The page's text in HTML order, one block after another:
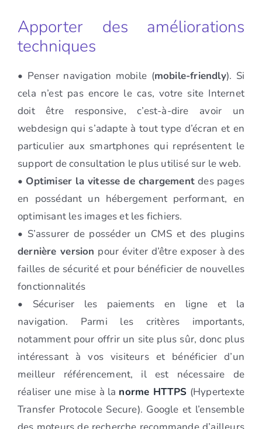
Apporter des améliorations
techniques
• Penser navigation mobile (mobile-friendly). Si
cela n’est pas encore le cas, votre site Internet
doit être responsive, c’est-à-dire avoir un
webdesign qui s’adapte à tout type d’écran et en
particulier aux smartphones qui représentent le
support de consultation le plus utilisé sur le web.
• Optimiser la vitesse de chargement des pages
en possédant un hébergement performant, en
optimisant les images et les fichiers.
• S’assurer de posséder un CMS et des plugins
dernière version pour éviter d’être exposer à des
failles de sécurité et pour bénéficier de nouvelles
fonctionnalités
• Sécuriser les paiements en ligne et la
navigation. Parmi les critères importants,
notamment pour offrir un site plus sûr, donc plus
intéressant à vos visiteurs et bénéficier d’un
meilleur référencement, il est nécessaire de
réaliser une mise à la norme HTTPS (Hypertexte
Transfer Protocole Secure). Google et l’ensemble